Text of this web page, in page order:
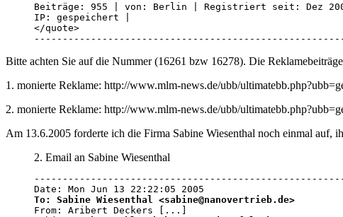
Beiträge: 955 | von: Berlin | Registriert seit: Dez
IP: gespeichert |
</quote>
Bitte achten Sie auf die Nummer (16261 bzw 16278). Die
1. monierte Reklame: http://www.mlm-news.de/ubb/
2. monierte Reklame: http://www.mlm-news.de/ubb/
Am 13.6.2005 forderte ich die Firma Sabine Wiesenthal noch einmal auf,
2. Email an Sabine Wiesenthal
To: Sabine Wiesenthal <sabine@nanovertrieb.de>
From: Aribert Deckers [...]